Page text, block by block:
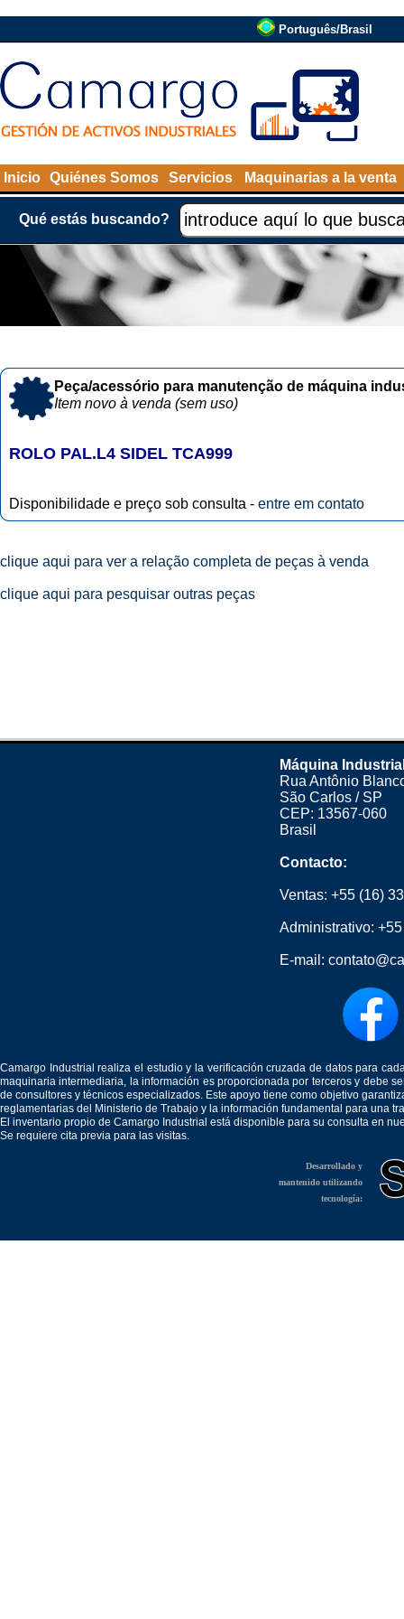
Português/Brasil
Inicio Quiénes Somos Servicios Maquinarias a la venta
Qué estás buscando?
Peça/acessório para manutenção de máquina
Item novo à venda (sem uso)
ROLO PAL.L4 SIDEL TCA999
Disponibilidade e preço sob consulta - entre em contato
clique aqui para ver a relação completa de peças à venda
clique aqui para pesquisar outras peças
Máquina
Rua Antônio
São Carlos / SP
CEP: 13567-060
Brasil
Contacto:
Ventas: +55 (16)
Administrativo:
E-mail:
Camargo Industrial realiza el estudio y la verificación cruzada de datos para
maquinaria intermediaria, la información es proporcionada por terceros y debe
de consultores y técnicos especializados. Este apoyo tiene como objetivo
reglamentarias del Ministerio de Trabajo y la información fundamental para una
El inventario propio de Camargo Industrial está disponible para su consulta en
Se requiere cita previa para las visitas.
Desarrollado y
mantenido utilizando
tecnología: